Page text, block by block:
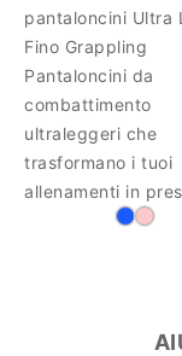
pantaloncini Ultra
Fino Grappling
Pantaloncini da
combattimento
ultraleggeri che
trasformano i tuoi
allenamenti in